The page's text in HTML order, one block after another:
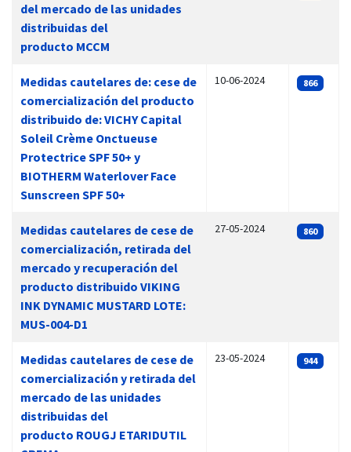
del mercado de las unidades
distribuidas del
producto MCCM
Medidas cautelares de: cese de
comercialización del producto
distribuido de: VICHY Capital
Soleil Crème Onctueuse
Protectrice SPF 50+ y
BIOTHERM Waterlover Face
Sunscreen SPF 50+
10-06-2024 866
Medidas cautelares de cese de
comercialización, retirada del
mercado y recuperación del
producto distribuido VIKING
INK DYNAMIC MUSTARD LOTE:
MUS-004-D1
27-05-2024 860
Medidas cautelares de cese de
comercialización y retirada del
mercado de las unidades
distribuidas del
producto ROUGJ ETARIDUTIL
23-05-2024 944